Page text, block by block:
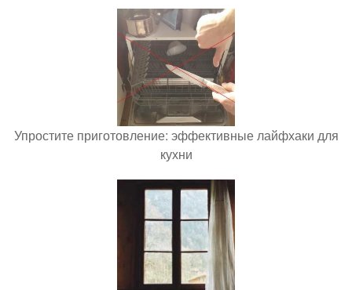
Упростите приготовление: эффективные лайфхаки для
кухни